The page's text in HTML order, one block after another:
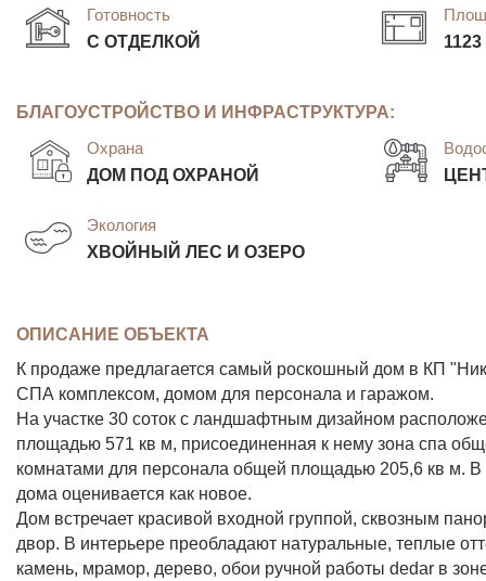
Готовность
С ОТДЕЛКОЙ
БЛАГОУСТРОЙСТВО И ИНФРАСТРУКТУРА:
Охрана
ДОМ ПОД ОХРАНОЙ
Экология
ХВОЙНЫЙ ЛЕС И ОЗЕРО
ОПИСАНИЕ ОБЪЕКТА
К продаже предлагается самый роскошный дом в КП
СПА комплексом, домом для персонала и гаражом.
На участке 30 соток с ландшафтным дизайном
площадью 571 кв м, присоединенная к нему зона спа
комнатами для персонала общей площадью 205,6 кв м.
дома оценивается как новое.
Дом встречает красивой входной группой, сквозным
двор. В интерьере преобладают натуральные, теплые
камень, мрамор, дерево, обои ручной работы dedar в